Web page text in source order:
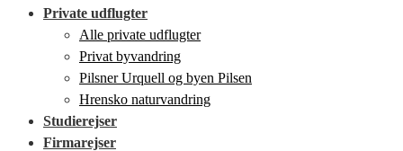
Private udflugter
Alle private udflugter
Privat byvandring
Pilsner Urquell og byen Pilsen
Hrensko naturvandring
Studierejser
Firmarejser